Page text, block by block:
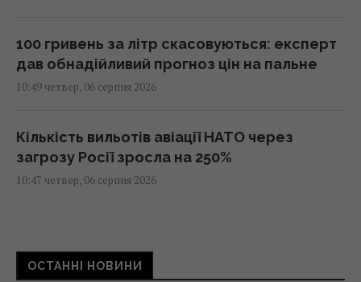
100 гривень за літр скасовуються: експерт
дав обнадійливий прогноз цін на пальне
10:49 четвер, 06 серпня 2026
Кількість вильотів авіації НАТО через
загрозу Росії зросла на 250%
10:47 четвер, 06 серпня 2026
сірниками для перевірки IQ
10:44 четвер, 06 серпня 2026
ОСТАННІ НОВИНИ